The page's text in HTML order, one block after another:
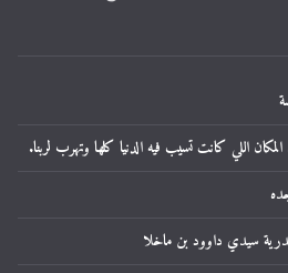
اللي كانت تسيب فيه الدنيا كلها وتهرب لربنا.
سيدي داوود بن ماخلا